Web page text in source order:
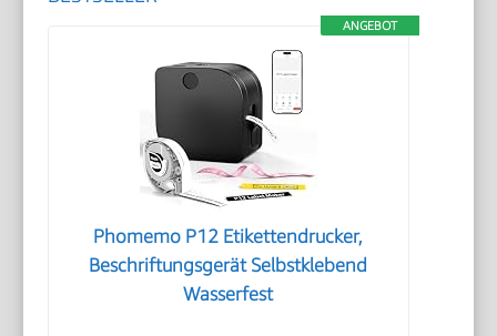
ANGEBOT
Phomemo P12 Etikettendrucker,
Beschriftungsgerät Selbstklebend
Wasserfest